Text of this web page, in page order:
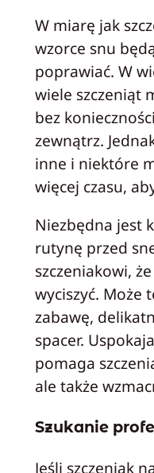
W miarę jak
wzorce snu
poprawiać. W
wiele szczeniąt
bez
zewnątrz.
inne i niektóre
więcej czasu,
Niezbędna jest
rutynę przed
szczeniakowi,
wyciszyć. Może
zabawę,
spacer.
pomaga
ale także
Szukanie
Jeśli szczeniak